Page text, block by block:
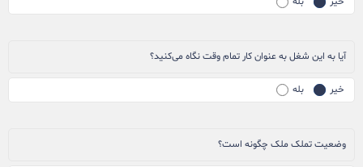
آیا به این شغل به عنوان کار تمام وقت نگاه می‌کنید؟
خیر بله
وضعیت تملک ملک چگونه است؟